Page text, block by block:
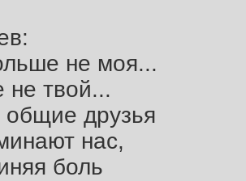
не моя...
не твой...
друзья
нас,
боль